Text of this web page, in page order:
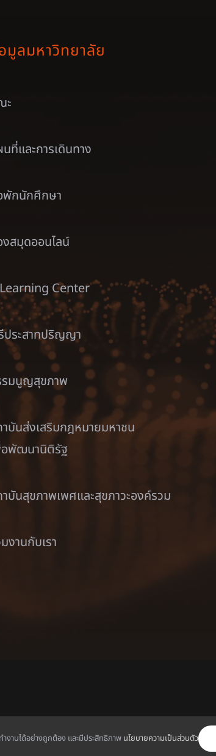
มูลมหาวิทยาลัย
ะ
ที่และการเดินทาง
พักนักศึกษา
สมุดออนไลน์
Center
ประสาทปริญญา
มนูญสุขภาพ
บันส่งเสริมกฎหมายมหาชน
อพัฒนานิติรัฐ
บันสุขภาพเพศและสุขภาวะองค์รวม
งานกับเรา
ำงานได้อย่างถูกต้อง และมีประสิทธิภาพนโยบายความเป็นส่วนตัว